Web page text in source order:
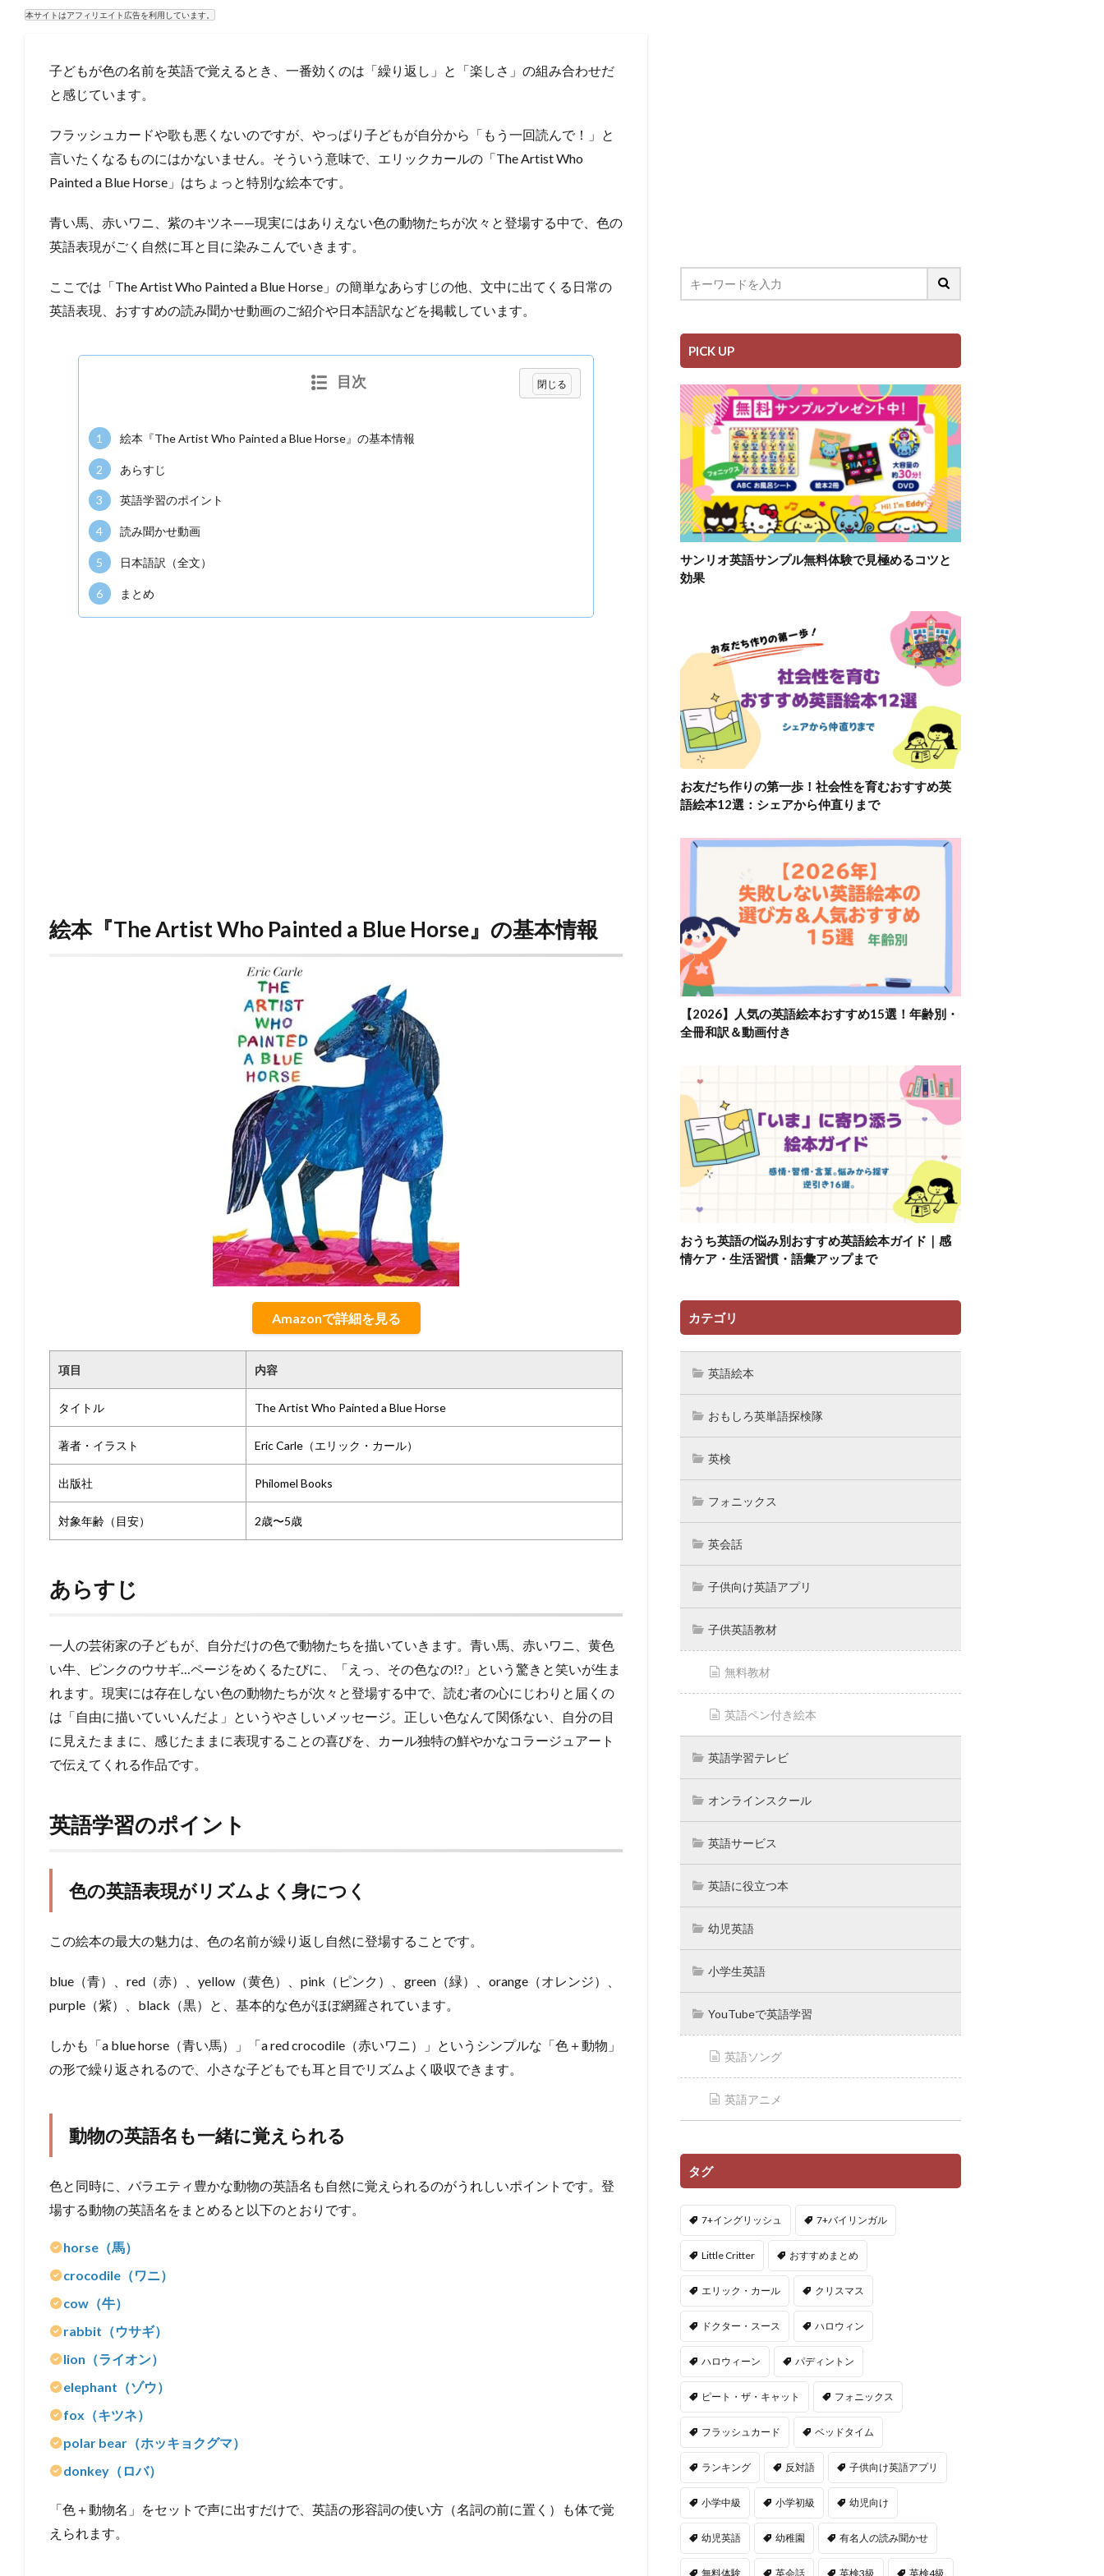
本サイトはアフィリエイト広告を利用しています。
子どもが色の名前を英語で覚えるとき、一番効くのは「繰り返し」と「楽しさ」の組み合わせだ
と感じています。
フラッシュカードや歌も悪くないのですが、やっぱり子どもが自分から「もう一回読んで！」と
言いたくなるものにはかないません。そういう意味で、エリックカールの「The Artist Who
Painted a Blue Horse」はちょっと特別な絵本です。
青い馬、赤いワニ、紫のキツネ——現実にはありえない色の動物たちが次々と登場する中で、色の
英語表現がごく自然に耳と目に染みこんでいきます。
ここでは「The Artist Who Painted a Blue Horse」の簡単なあらすじの他、文中に出てくる日常の
英語表現、おすすめの読み聞かせ動画のご紹介や日本語訳などを掲載しています。
目次
1 絵本『The Artist Who Painted a Blue Horse』の基本情報
2 あらすじ
3 英語学習のポイント
4 読み聞かせ動画
5 日本語訳（全文）
6 まとめ
絵本『The Artist Who Painted a Blue Horse』の基本情報
Amazonで詳細を見る
項目 内容
タイトル The Artist Who Painted a Blue Horse
著者・イラスト Eric Carle（エリック・カール）
出版社 Philomel Books
対象年齢（目安） 2歳〜5歳
あらすじ
一人の芸術家の子どもが、自分だけの色で動物たちを描いていきます。青い馬、赤いワニ、黄色
い牛、ピンクのウサギ…ページをめくるたびに、「えっ、その色なの!?」という驚きと笑いが生ま
れます。現実には存在しない色の動物たちが次々と登場する中で、読む者の心にじわりと届くの
は「自由に描いていいんだよ」というやさしいメッセージ。正しい色なんて関係ない、自分の目
に見えたままに、感じたままに表現することの喜びを、カール独特の鮮やかなコラージュアート
で伝えてくれる作品です。
英語学習のポイント
色の英語表現がリズムよく身につく
この絵本の最大の魅力は、色の名前が繰り返し自然に登場することです。
blue（青）、red（赤）、yellow（黄色）、pink（ピンク）、green（緑）、orange（オレンジ）、
purple（紫）、black（黒）と、基本的な色がほぼ網羅されています。
しかも「a blue horse（青い馬）」「a red crocodile（赤いワニ）」というシンプルな「色＋動物」
の形で繰り返されるので、小さな子どもでも耳と目でリズムよく吸収できます。
動物の英語名も一緒に覚えられる
色と同時に、バラエティ豊かな動物の英語名も自然に覚えられるのがうれしいポイントです。登
場する動物の英語名をまとめると以下のとおりです。
horse（馬）
crocodile（ワニ）
cow（牛）
rabbit（ウサギ）
lion（ライオン）
elephant（ゾウ）
fox（キツネ）
polar bear（ホッキョクグマ）
donkey（ロバ）
「色＋動物名」をセットで声に出すだけで、英語の形容詞の使い方（名詞の前に置く）も体で覚
えられます。
PICK UP
サンリオ英語サンプル無料体験で見極めるコツと
効果
お友だち作りの第一歩！社会性を育むおすすめ英
語絵本12選：シェアから仲直りまで
【2026】人気の英語絵本おすすめ15選！年齢別・
全冊和訳＆動画付き
おうち英語の悩み別おすすめ英語絵本ガイド｜感
情ケア・生活習慣・語彙アップまで
カテゴリ
英語絵本
おもしろ英単語探検隊
英検
フォニックス
英会話
子供向け英語アプリ
子供英語教材
無料教材
英語ペン付き絵本
英語学習テレビ
オンラインスクール
英語サービス
英語に役立つ本
幼児英語
小学生英語
YouTubeで英語学習
英語ソング
英語アニメ
タグ
7+イングリッシュ 7+バイリンガル
Little Critter おすすめまとめ
エリック・カール クリスマス
ドクター・スース ハロウィン
ハロウィーン パディントン
ピート・ザ・キャット フォニックス
フラッシュカード ベッドタイム
ランキング 反対語 子供向け英語アプリ
小学中級 小学初級 幼児向け
幼児英語 幼稚園 有名人の読み聞かせ
無料体験 英会話 英検3級 英検4級